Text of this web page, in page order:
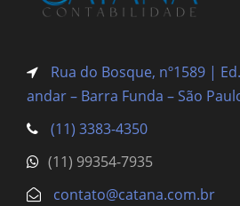
Rua do Bosque, nº1589 |
andar – Barra Funda – São
(11) 3383-4350
(11) 99354-7935
contato@catana.com.br